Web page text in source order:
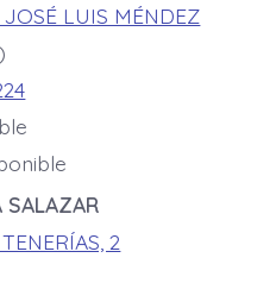
LUIS MÉNDEZ
SALAZAR
2